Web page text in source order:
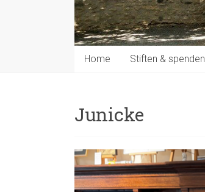
Home Stiften & spenden
Junicke